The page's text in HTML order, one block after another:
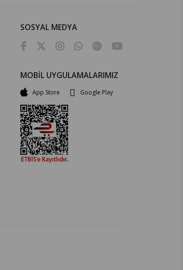
SOSYAL MEDYA
MOBİL UYGULAMALARIMIZ
App Store Google Play